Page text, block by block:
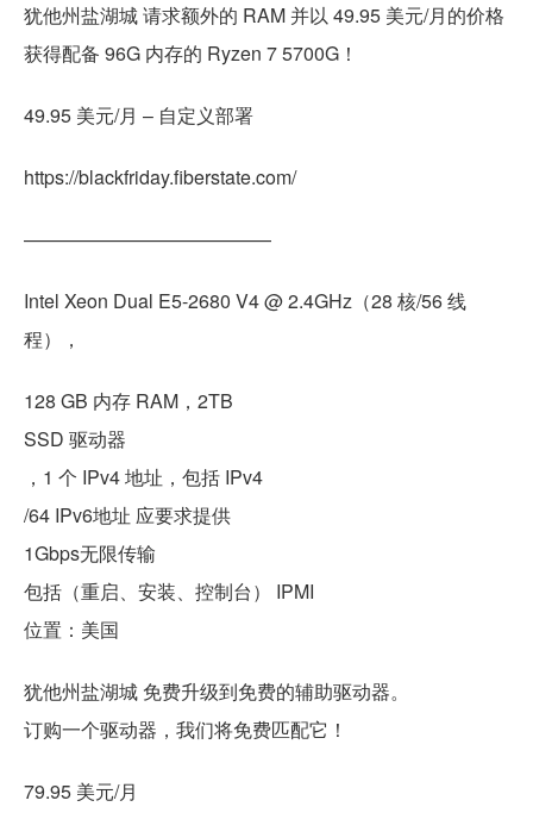
犹他州盐湖城 请求额外的 RAM 并以 49.95 美元/月的价格
获得配备 96G 内存的 Ryzen 7 5700G！
49.95 美元/月 – 自定义部署
https://blackfriday.fiberstate.com/
—————————————
Intel Xeon Dual E5-2680 V4 @ 2.4GHz（28 核/56 线
程），
128 GB 内存 RAM，2TB
SSD 驱动器
，1 个 IPv4 地址，包括 IPv4
/64 IPv6地址 应要求提供
1Gbps无限传输
包括（重启、安装、控制台） IPMI
位置：美国
犹他州盐湖城 免费升级到免费的辅助驱动器。
订购一个驱动器，我们将免费匹配它！
79.95 美元/月